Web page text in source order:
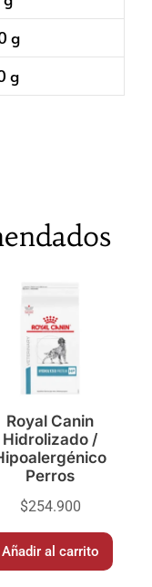
g
g
Royal Canin
Hidrolizado /
Perros
$254.900
Añadir al carrito